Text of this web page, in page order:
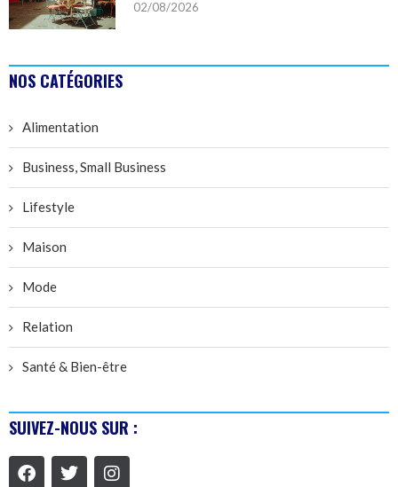
02/08/2026
NOS CATÉGORIES
Alimentation
Business, Small Business
Lifestyle
Maison
Mode
Relation
Santé & Bien-être
SUIVEZ-NOUS SUR :